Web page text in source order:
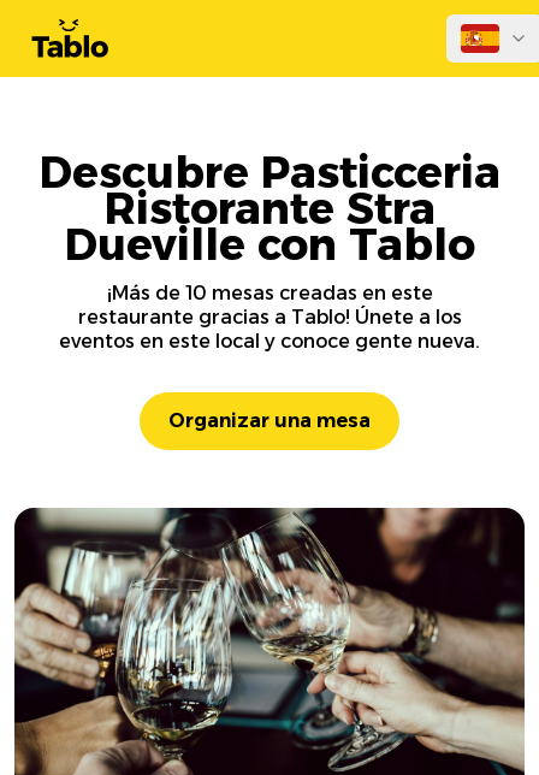
Descubre Pasticceria
Ristorante Stra
Dueville con Tablo
¡Más de 10 mesas creadas en este
restaurante gracias a Tablo! Únete a los
eventos en este local y conoce gente nueva.
Organizar una mesa